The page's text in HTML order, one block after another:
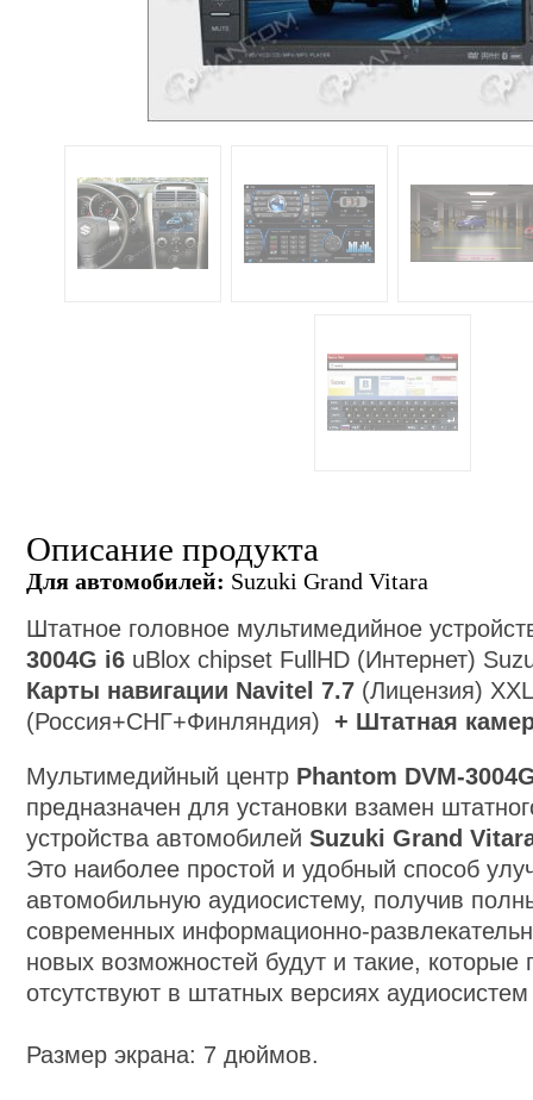
Описание продукта
Для автомобилей: Suzuki Grand Vitara
Штатное головное мультимедийное
3004G i6 uBlox chipset FullHD (Интернет)
Карты навигации Navitel 7.7 (Лицензия) XXL
(Россия+СНГ+Финляндия) + Штатная
Мультимедийный центр Phantom DVM-
предназначен для установки взамен
устройства автомобилей Suzuki Grand
Это наиболее простой и удобный способ
автомобильную аудиосистему, получив
современных информационно-
новых возможностей будут и такие, которые
отсутствуют в штатных версиях
Размер экрана: 7 дюймов.